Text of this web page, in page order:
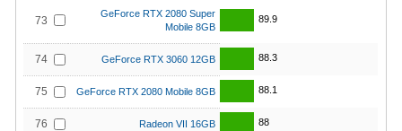
73
GeForce RTX 2080 Super
Mobile 8GB
89.9
74 GeForce RTX 3060 12GB 88.3
75 GeForce RTX 2080 Mobile 8GB 88.1
76 Radeon VII 16GB 88